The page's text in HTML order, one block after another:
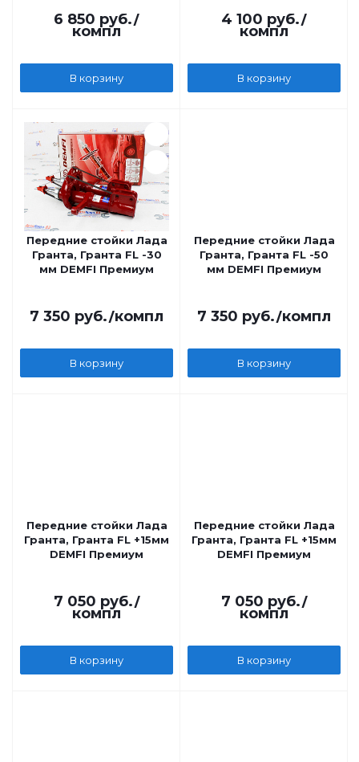
6 850 руб./
компл
В корзину
4 100 руб./
компл
В корзину
Передние стойки Лада
Гранта, Гранта FL -30
мм DEMFI Премиум
7 350 руб./компл
В корзину
Передние стойки Лада
Гранта, Гранта FL -50
мм DEMFI Премиум
7 350 руб./компл
В корзину
Передние стойки Лада
Гранта, Гранта FL +15мм
DEMFI Премиум
7 050 руб./
компл
В корзину
Передние стойки Лада
Гранта, Гранта FL +15мм
DEMFI Премиум
7 050 руб./
компл
В корзину